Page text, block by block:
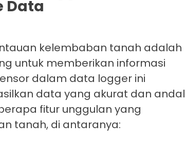
kelembaban tanah adalah
untuk memberikan informasi
dalam data logger ini
data yang akurat dan andal
fitur unggulan yang
tanah, di antaranya: